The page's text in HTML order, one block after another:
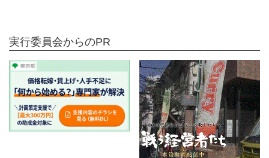
実行委員会からのPR